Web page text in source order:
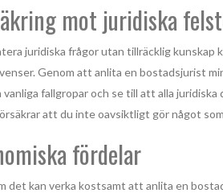
mot juridiska
juridiska frågor utan tillräcklig kunskap
Genom att anlita en bostadsjurist
vanliga fallgropar och se till att alla
att du inte oavsiktligt gör något
fördelar
det kan verka kostsamt att anlita en